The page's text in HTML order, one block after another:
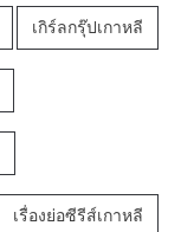
เกิร์ลกรุ๊ปเกาหลี
เรื่องย่อซีรีส์เกาหลี